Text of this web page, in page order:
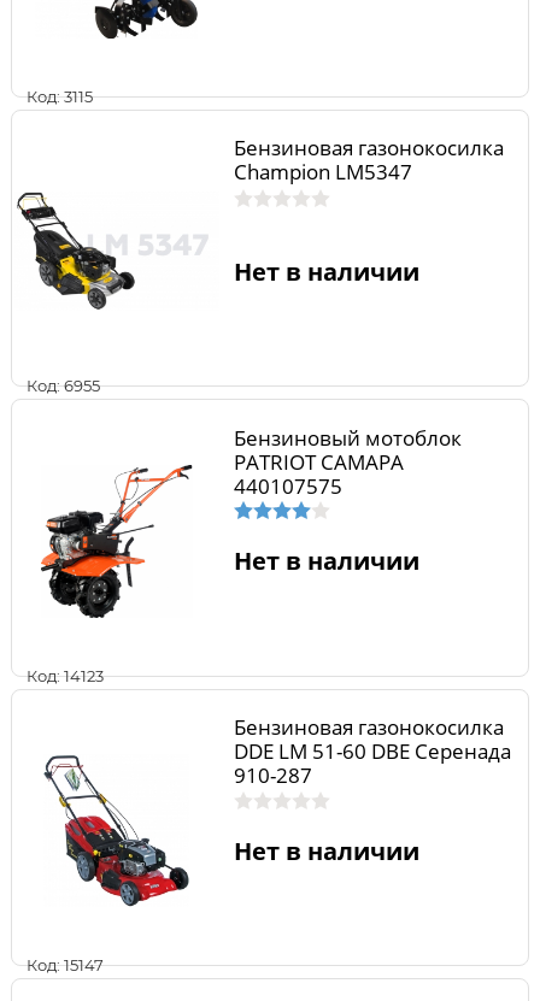
Код: 3115
Код: 6955
Бензиновая газонокосилка
Champion LM5347
Нет в наличии
Код: 14123
Бензиновый мотоблок
PATRIOT САМАРА
440107575
Нет в наличии
Код: 15147
Бензиновая газонокосилка
DDE LM 51-60 DBE Серенада
910-287
Нет в наличии